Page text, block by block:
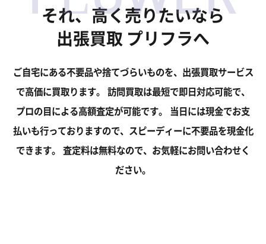
それ、高く売りたいなら
出張買取 プリフラへ
ご自宅にある不要品や捨てづらいものを、出張買取サービス
で高価に買取ります。 訪問買取は最短で即日対応可能で、
プロの目による高額査定が可能です。
当日には現金でお支
払いも行っておりますので、スピーディーに不要品を現金化
できます。 査定料は無料なので、お気軽にお問い合わせく
ださい。